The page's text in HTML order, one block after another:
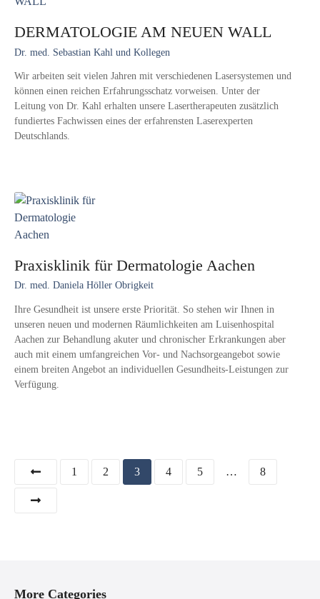
DERMATOLOGIE AM NEUEN WALL
Dr. med. Sebastian Kahl und Kollegen
Wir arbeiten seit vielen Jahren mit verschiedenen Lasersystemen und
können einen reichen Erfahrungsschatz vorweisen. Unter der
Leitung von Dr. Kahl erhalten unsere Lasertherapeuten zusätzlich
fundiertes Fachwissen eines der erfahrensten Laserexperten
Deutschlands.
Praxisklinik für Dermatologie Aachen
Dr. med. Daniela Höller Obrigkeit
Ihre Gesundheit ist unsere erste Priorität. So stehen wir Ihnen in
unseren neuen und modernen Räumlichkeiten am Luisenhospital
Aachen zur Behandlung akuter und chronischer Erkrankungen aber
auch mit einem umfangreichen Vor- und Nachsorgeangebot sowie
einem breiten Angebot an individuellen Gesundheits-Leistungen zur
Verfügung.
s
1 2 3 4 5 … 8
More Categories